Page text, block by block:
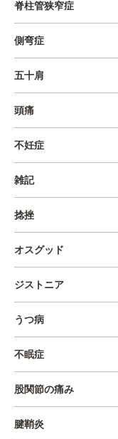
脊柱管狭窄症
側弯症
五十肩
頭痛
不妊症
雑記
捻挫
オスグッド
ジストニア
うつ病
不眠症
股関節の痛み
腱鞘炎